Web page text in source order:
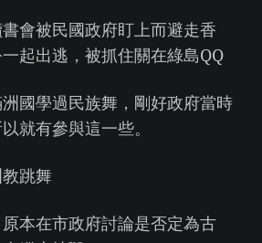
會被民國政府盯上而避走香
起出逃，被抓住關在綠島QQ
國學過民族舞，剛好政府當時
就有參與這一些。
跳舞
本在市政府討論是否定為古